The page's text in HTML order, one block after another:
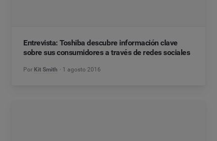
Entrevista: Toshiba descubre información clave
sobre sus consumidores a través de redes sociales
Por Kit Smith 1 agosto 2016